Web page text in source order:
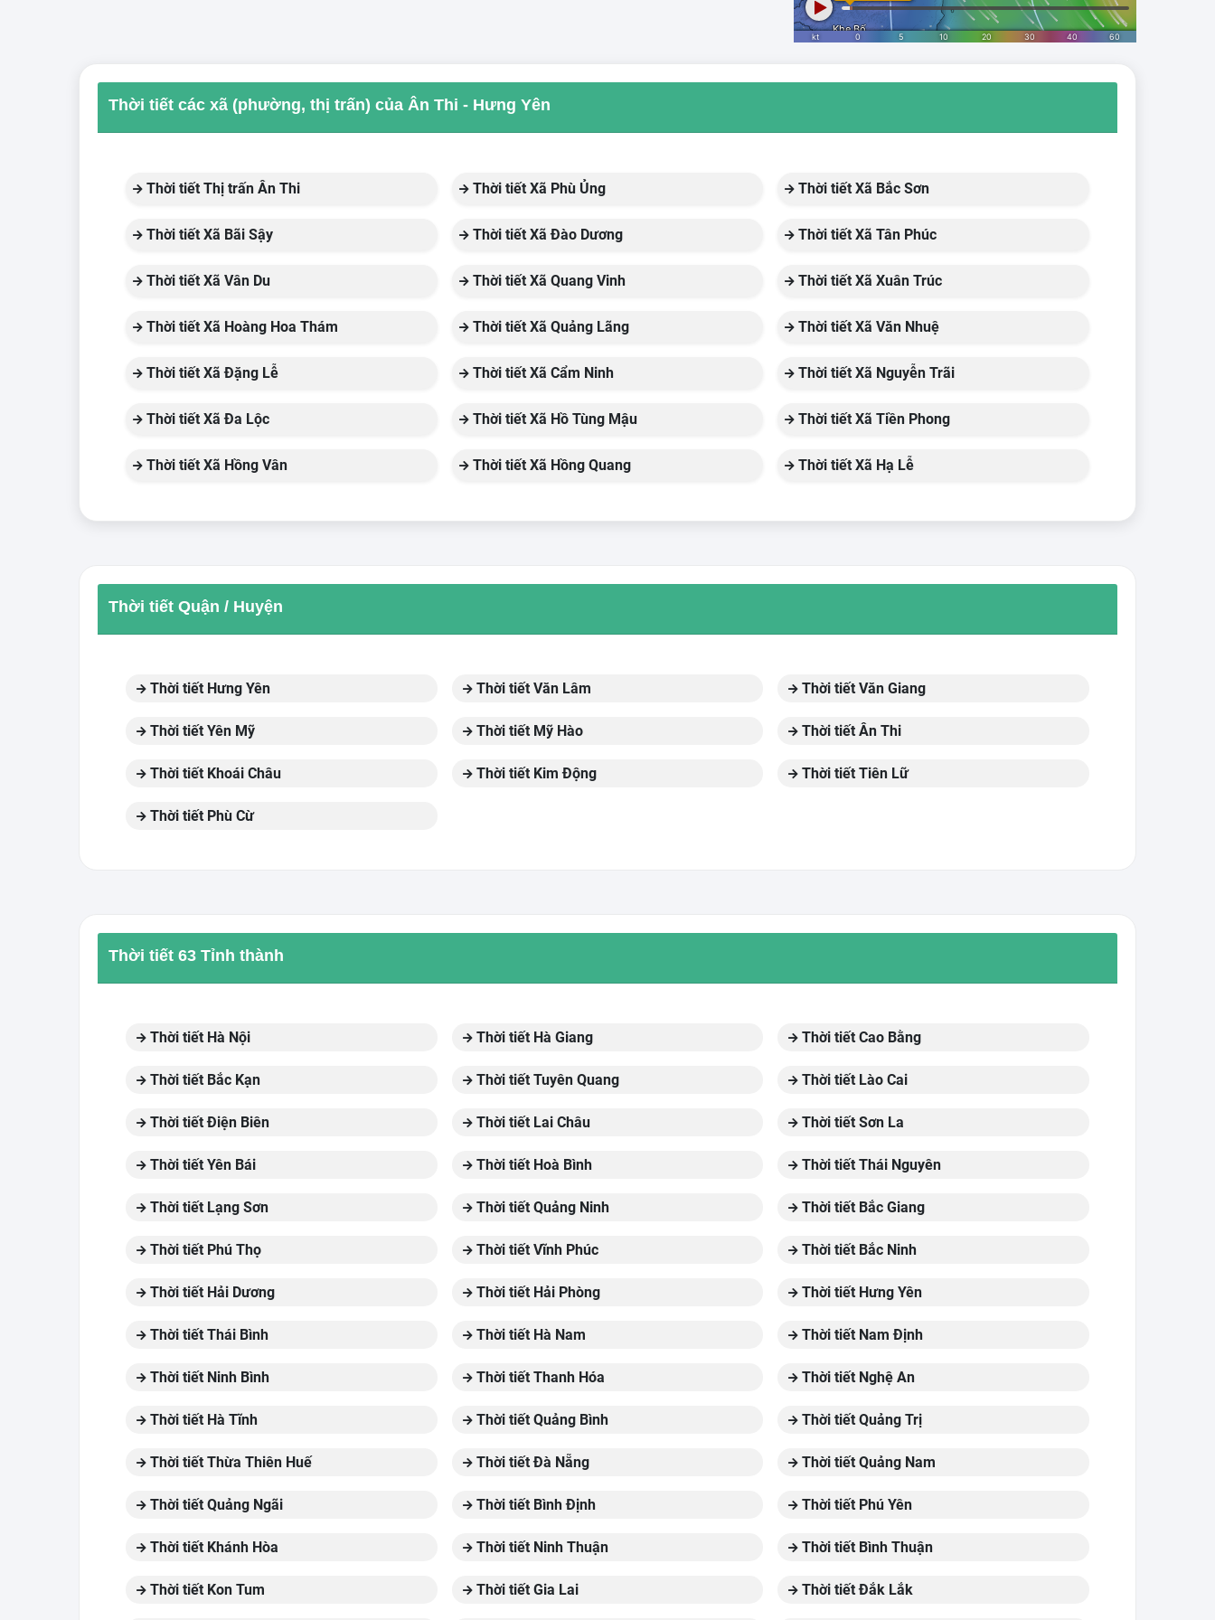
Thời tiết các xã (phường, thị trấn) của Ân Thi - Hưng Yên
Thời tiết Thị trấn Ân Thi Thời tiết Xã Phù Ủng Thời tiết Xã Bắc Sơn
Thời tiết Xã Bãi Sậy Thời tiết Xã Đào Dương Thời tiết Xã Tân Phúc
Thời tiết Xã Vân Du Thời tiết Xã Quang Vinh Thời tiết Xã Xuân Trúc
Thời tiết Xã Hoàng Hoa Thám Thời tiết Xã Quảng Lãng Thời tiết Xã Văn Nhuệ
Thời tiết Xã Đặng Lễ Thời tiết Xã Cẩm Ninh Thời tiết Xã Nguyễn Trãi
Thời tiết Xã Đa Lộc Thời tiết Xã Hồ Tùng Mậu Thời tiết Xã Tiền Phong
Thời tiết Xã Hồng Vân Thời tiết Xã Hồng Quang Thời tiết Xã Hạ Lễ
Thời tiết Quận / Huyện
Thời tiết Hưng Yên Thời tiết Văn Lâm Thời tiết Văn Giang
Thời tiết Yên Mỹ Thời tiết Mỹ Hào Thời tiết Ân Thi
Thời tiết Khoái Châu Thời tiết Kim Động Thời tiết Tiên Lữ
Thời tiết Phù Cừ
Thời tiết 63 Tỉnh thành
Thời tiết Hà Nội Thời tiết Hà Giang Thời tiết Cao Bằng
Thời tiết Bắc Kạn Thời tiết Tuyên Quang Thời tiết Lào Cai
Thời tiết Điện Biên Thời tiết Lai Châu Thời tiết Sơn La
Thời tiết Yên Bái Thời tiết Hoà Bình Thời tiết Thái Nguyên
Thời tiết Lạng Sơn Thời tiết Quảng Ninh Thời tiết Bắc Giang
Thời tiết Phú Thọ Thời tiết Vĩnh Phúc Thời tiết Bắc Ninh
Thời tiết Hải Dương Thời tiết Hải Phòng Thời tiết Hưng Yên
Thời tiết Thái Bình Thời tiết Hà Nam Thời tiết Nam Định
Thời tiết Ninh Bình Thời tiết Thanh Hóa Thời tiết Nghệ An
Thời tiết Hà Tĩnh Thời tiết Quảng Bình Thời tiết Quảng Trị
Thời tiết Thừa Thiên Huế Thời tiết Đà Nẵng Thời tiết Quảng Nam
Thời tiết Quảng Ngãi Thời tiết Bình Định Thời tiết Phú Yên
Thời tiết Khánh Hòa Thời tiết Ninh Thuận Thời tiết Bình Thuận
Thời tiết Kon Tum Thời tiết Gia Lai Thời tiết Đắk Lắk